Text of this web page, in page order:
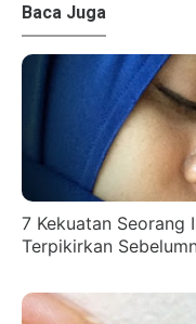
Baca Juga
7 Kekuatan Seorang
Terpikirkan